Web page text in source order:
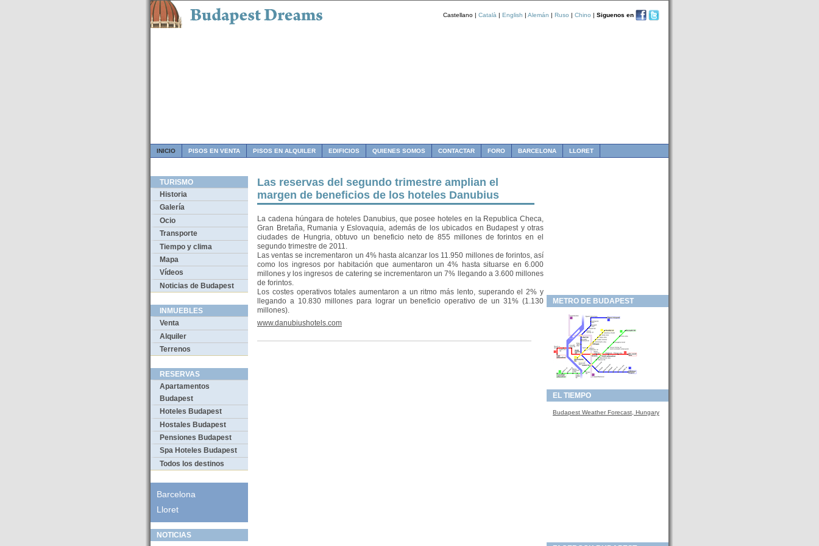
Castellano | Català | English | Alemán | Ruso | Chino | Siguenos en
INICIO PISOS EN VENTA PISOS EN ALQUILER EDIFICIOS QUIENES SOMOS CONTACTAR FORO BARCELONA LLORET
TURISMO
Historia
Galería
Ocio
Transporte
Tiempo y clima
Mapa
Vídeos
Noticias de Budapest
INMUEBLES
Venta
Alquiler
Terrenos
RESERVAS
Apartamentos
Budapest
Hoteles Budapest
Hostales Budapest
Pensiones Budapest
Spa Hoteles Budapest
Todos los destinos
Barcelona
Lloret
NOTICIAS
Las reservas del segundo trimestre amplian el
margen de beneficios de los hoteles Danubius
La cadena húngara de hoteles Danubius, que posee hoteles en la Republica Checa,
Gran Bretaña, Rumania y Eslovaquia, además de los ubicados en Budapest y otras
ciudades de Hungria, obtuvo un beneficio neto de 855 millones de forintos en el
segundo trimestre de 2011.
Las ventas se incrementaron un 4% hasta alcanzar los 11.950 millones de forintos, así
como los ingresos por habitación que aumentaron un 4% hasta situarse en 6.000
millones y los ingresos de catering se incrementaron un 7% llegando a 3.600 millones
de forintos.
Los costes operativos totales aumentaron a un ritmo más lento, superando el 2% y
llegando a 10.830 millones para lograr un beneficio operativo de un 31% (1.130
millones).
www.danubiushotels.com
METRO DE BUDAPEST
EL TIEMPO
Budapest Weather Forecast, Hungary